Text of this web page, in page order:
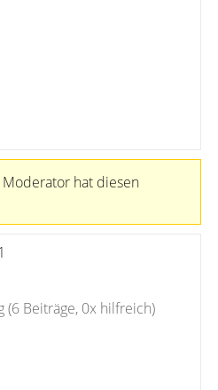
hat diesen
(6 Beiträge, 0x hilfreich)